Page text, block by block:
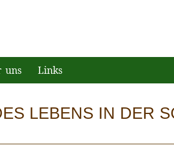
uns Links
LEBENS IN DER